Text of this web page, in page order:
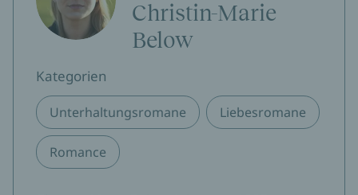
Christin-Marie
Below
Kategorien
Unterhaltungsromane Liebesromane
Romance